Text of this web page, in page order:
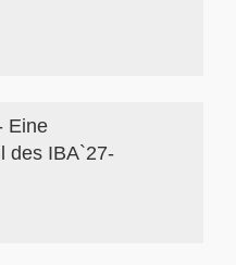
Eine
des IBA`27-